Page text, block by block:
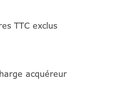
TTC exclus
acquéreur